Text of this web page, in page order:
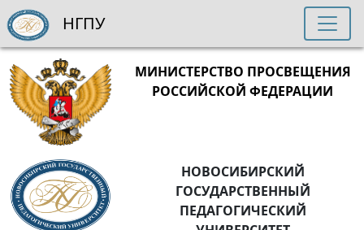
МИНИСТЕРСТВО ПРОСВЕЩЕНИЯ
РОССИЙСКОЙ ФЕДЕРАЦИИ
НОВОСИБИРСКИЙ
ГОСУДАРСТВЕННЫЙ
ПЕДАГОГИЧЕСКИЙ
НГПУ